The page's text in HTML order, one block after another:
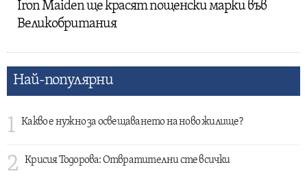
Iron Maiden ще красят пощенски марки във
Великобритания
Най-популярни
1 Какво е нужно за освещаването на ново жилище?
2 Крисия Тодорова: Отвратителни сте всички